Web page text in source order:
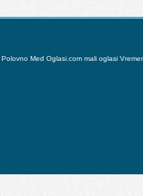
Polovno Med Oglasi.com mali oglasi